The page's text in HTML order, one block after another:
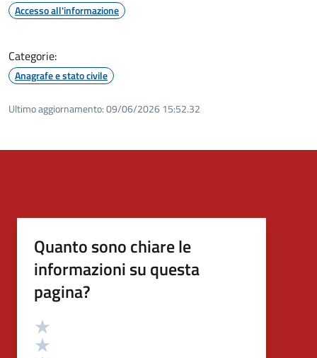
Accesso all'informazione
Categorie:
Anagrafe e stato civile
Ultimo aggiornamento:09/06/2026 15:52.32
Quanto sono chiare le
informazioni su questa
pagina?
Valutazione